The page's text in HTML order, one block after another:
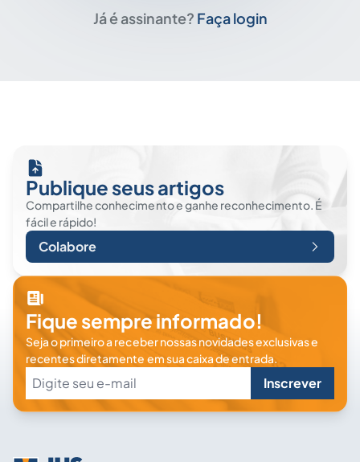
Já é assinante? Faça login
Publique seus artigos
Compartilhe conhecimento e ganhe reconhecimento. É
fácil e rápido!
Colabore
Fique sempre informado!
Seja o primeiro a receber nossas novidades exclusivas e
recentes diretamente em sua caixa de entrada.
Inscrever